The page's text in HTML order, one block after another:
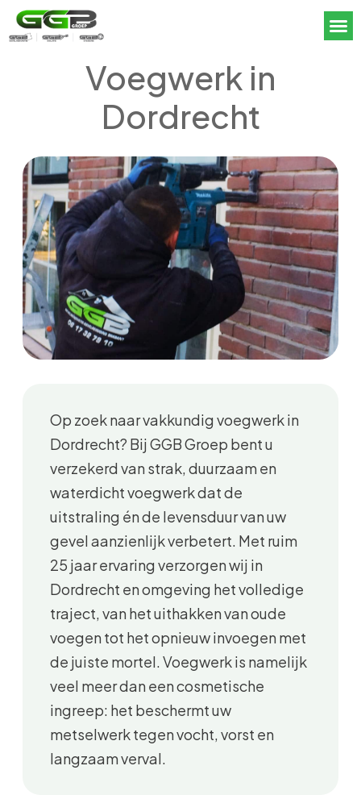
Voegwerk in
Dordrecht
Op zoek naar vakkundig voegwerk in
Dordrecht? Bij GGB Groep bent u
verzekerd van strak, duurzaam en
waterdicht voegwerk dat de
uitstraling én de levensduur van uw
gevel aanzienlijk verbetert. Met ruim
25 jaar ervaring verzorgen wij in
Dordrecht en omgeving het volledige
traject, van het uithakken van oude
voegen tot het opnieuw invoegen met
de juiste mortel. Voegwerk is namelijk
veel meer dan een cosmetische
ingreep: het beschermt uw
metselwerk tegen vocht, vorst en
langzaam verval.